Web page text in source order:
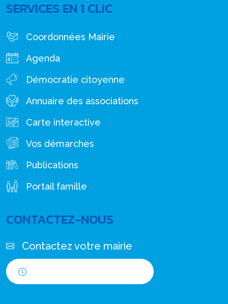
SERVICES EN 1 CLIC
Coordonnées Mairie
Agenda
Démocratie citoyenne
Annuaire des associations
Carte interactive
Vos démarches
Publications
Portail famille
CONTACTEZ-NOUS
Contactez votre mairie